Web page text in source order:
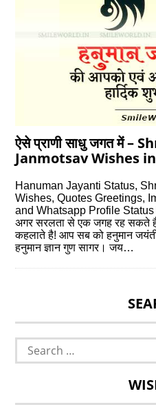
ऐसे प्राणी साधु जगत में –
Janmotsav Wishes
Hanuman Jayanti Status,
Wishes, Quotes Greetings,
and Whatsapp Profile Status
अगर सरलता से एक जगह रह सकते
कहलाते है! आप सब को हनुमान
हनुमान ज्ञान गुण सागर। जय…
Search
for: